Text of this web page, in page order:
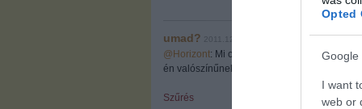
Opted
Google
I want
web or
umad?
@Horizont: Mi olyan gáz abban amit enrico
én valószínűnek tartom, hogy nem kap pénzt
Szűrés